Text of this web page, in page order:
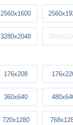
2560x1600
3280x2048
176x208
360x640
720x1280